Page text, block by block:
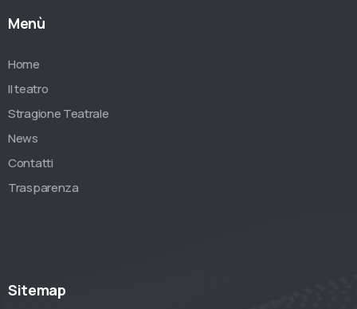
Menù
Home
Il teatro
Stragione Teatrale
News
Contatti
Trasparenza
Sitemap